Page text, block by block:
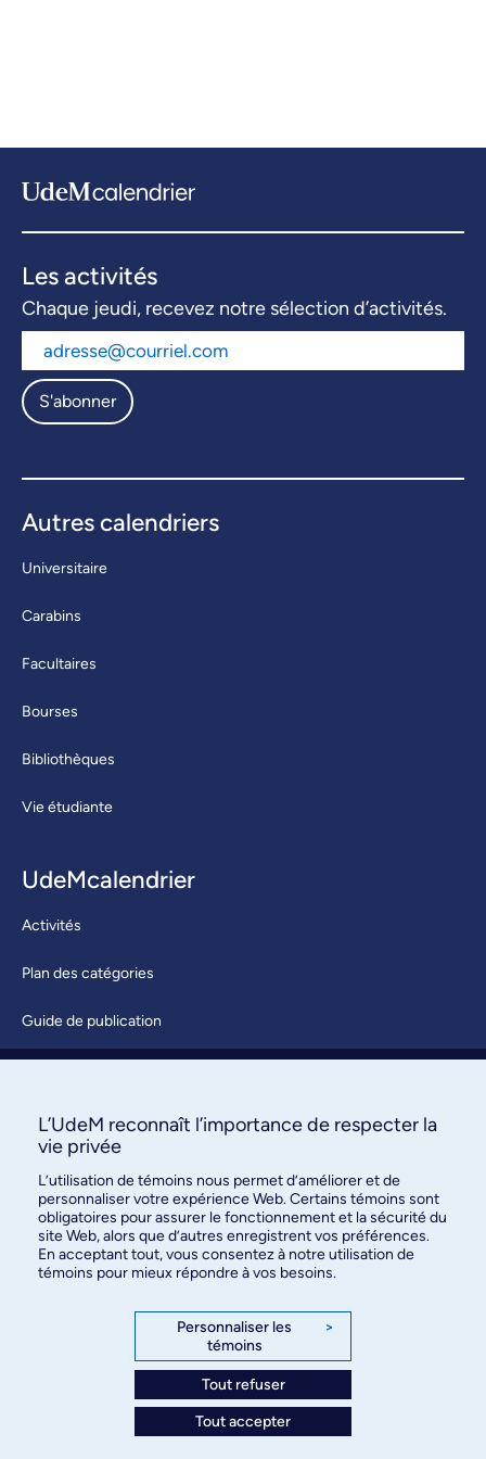
Les activités
Chaque jeudi, recevez notre sélection d’activités.
S'abonner
Autres calendriers
Universitaire
Carabins
Facultaires
Bourses
Bibliothèques
Vie étudiante
UdeMcalendrier
Activités
Plan des catégories
Guide de publication
À propos / Nous joindre
des relations publiques
3744, rue Jean-Brillant, bureau 490
Montréal (Québec) H3T 1P1
L’UdeM reconnaît l’importance de respecter la
vie privée
L’utilisation de témoins nous permet d’améliorer et de
personnaliser votre expérience Web. Certains témoins sont
obligatoires pour assurer le fonctionnement et la sécurité du
site Web, alors que d’autres enregistrent vos préférences.
En acceptant tout, vous consentez à notre utilisation de
témoins pour mieux répondre à vos besoins.
Personnaliser les
témoins
>
Tout refuser
Tout accepter